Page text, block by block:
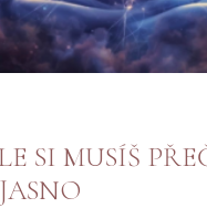
SI MUSÍŠ